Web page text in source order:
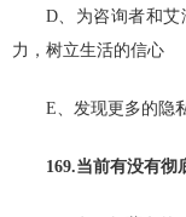
D、为咨询者和艾
力，树立生活的信心
E、发现更多的隐
169.当前有没有彻